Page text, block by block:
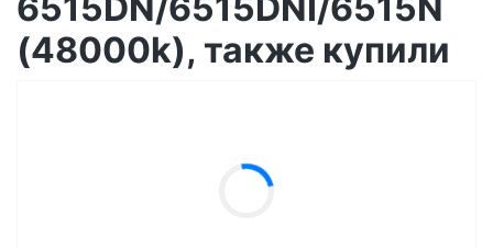
(48000k), также купили